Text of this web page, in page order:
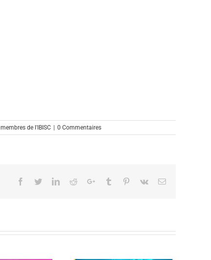
de l'IBISC 0 Commentaires
Facebook
TwitterLinkedinRedditGoogle+Tumblr Pinterest
Vk Email